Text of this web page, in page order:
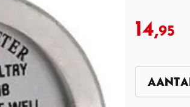
14,95